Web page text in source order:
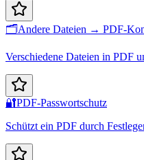
🗂️Andere Dateien → PDF-
Verschiedene Dateien in PDF
🔐PDF-Passwortschutz
Schützt ein PDF durch